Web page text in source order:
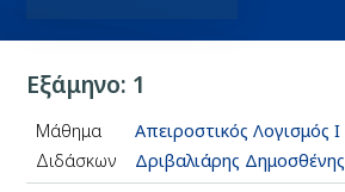
Εξάμηνο: 1
Μάθημα
Απειροστικός Λογισμός Ι
Διδάσκων
Δριβαλιάρης Δημοσθένης